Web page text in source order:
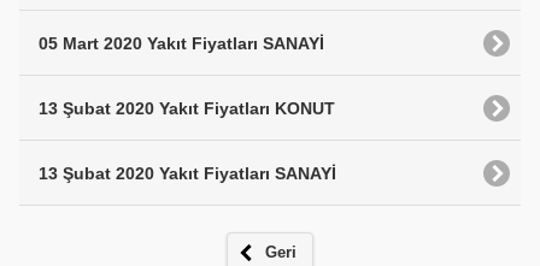
05 Mart 2020 Yakıt Fiyatları SANAYİ
13 Şubat 2020 Yakıt Fiyatları KONUT
13 Şubat 2020 Yakıt Fiyatları SANAYİ
Geri